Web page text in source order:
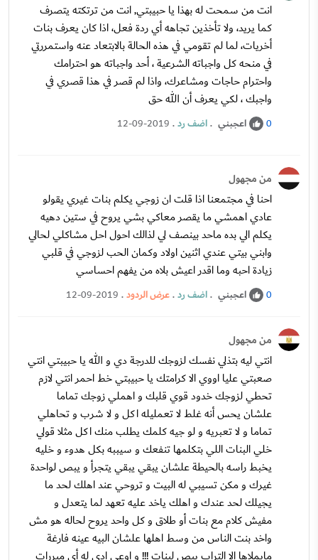
انت من سمحت له بهذا يا حبيبتي, انت من ترتكته يتصرف
كما يريد، ولا تأخذين تجاهه أي ردة فعل، اذا كان يعرف بنات
أخريات، لما لم تقومي في هذه الحالة بالابتعاد عنه واستمررتي
في منحه كل واجباته الشرعية ، أحد واجباته هو احترامك
واحترام حاجات ومشاعرك، واذا لم قصر في هذا قصري في
واجبك ، لكي يعرف أن الله حق
0 اعجبني .اضف رد.
12-09-2019
من مجهول
احنا في مجتمعنا اذا قلت ان زوجي يكلم بنات غيري يقولو
عادي اهمشي ما يقصر معاكي بشي يروح في ستين دهيه
يكلم الي بده ماحد بينصف لي لذالك احول احل مشاكلي لحالي
وابني بيتي عندي اثنين اولاد وكمان الحب لزوجي في قلبي
زيادة احبه وما اقدر اعيش بلاه من يفهم احساسي
0 اعجبني .اضف رد.عرض الردود.
12-09-2019
من مجهول
انتي ليه بتذلي نفسك لزوجك للدرجة دي و الله يا حبيبتي انتي
صعبتي عليا اووي الا كرامتك يا حبيبتي خط احمر انتي لازم
تحطي لزوجك خدود قوي قلبك و اهملي زوجك تماما
علشان يحس أنه غلط لا تعمليله اكل و لا شرب و تحاهلي
تماما و لا تعبريه و لو جيه كلمك يطلب منك اكل مثلا قولي
خلي البنات اللي بتكلمها تنفعك و سيببه بكل هدوء و خليه
يخبط راسه بالحيطة علشان يبقي يبقي يتجرأ و يبص لواحدة
غيرك و مكن تسيبي له البيت و تروحي عند اهلك لحد ما
يجيلك لحد عندك و اهلك ياخد عليه تعهد لما يتعدل و
مفيش كلام مع بنات أو طلاق و كل واحد يروح لحاله هو مش
واخد بنت الناس من وسط اهلها علشان البيه عينه فارغة
مايملاها الا التراب يبص لبنات !!! و اوعي ادي له أي مبررات